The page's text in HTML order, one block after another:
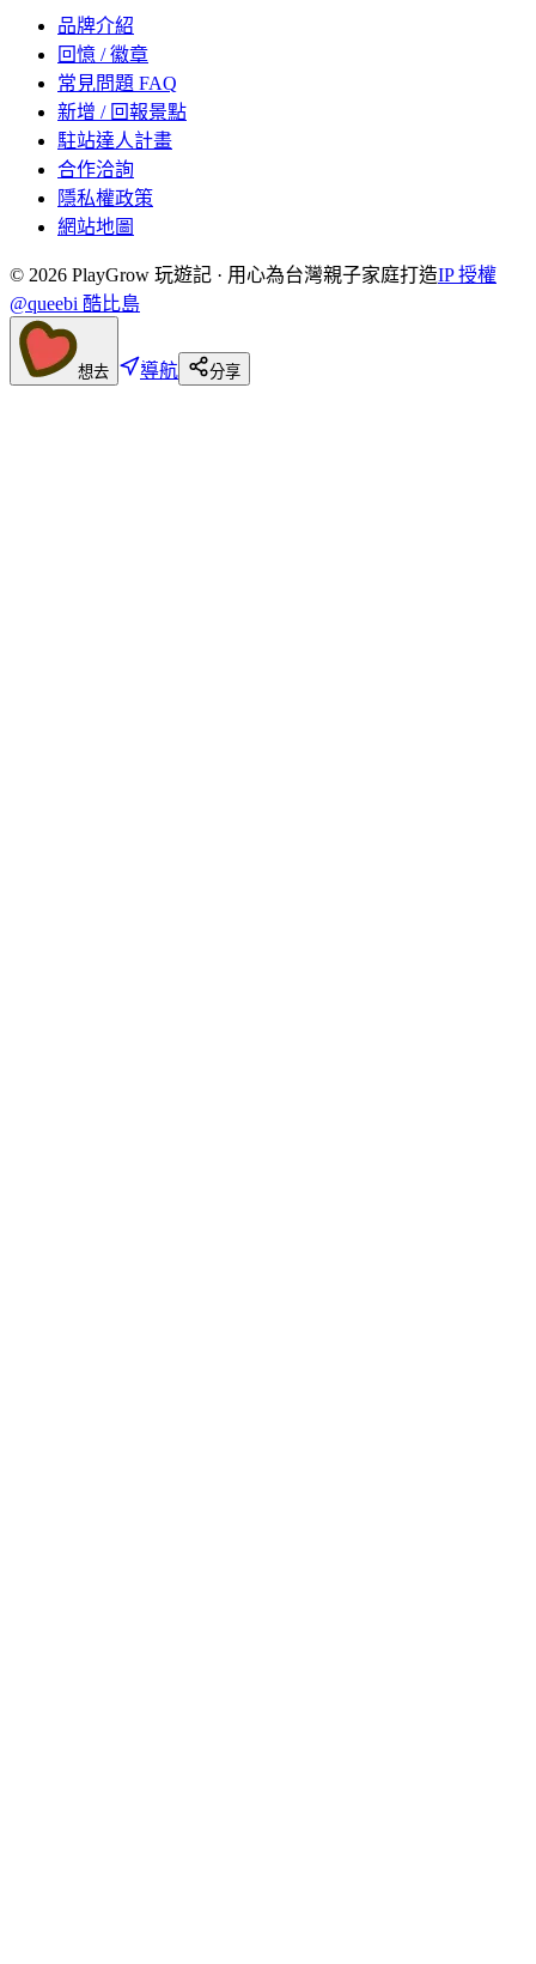
品牌介紹
回憶 / 徽章
常見問題 FAQ
新增 / 回報景點
駐站達人計畫
合作洽詢
隱私權政策
網站地圖
© 2026 PlayGrow 玩遊記 · 用心為台灣親子家庭打造IP 授權
@queebi 酷比島
想去 導航 分享